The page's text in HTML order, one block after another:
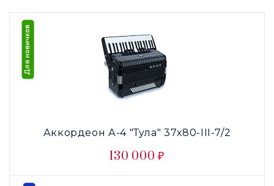
Аккордеон А-4 "Тула" 37х80-III-7/2
130 000 ₽
Для новичков